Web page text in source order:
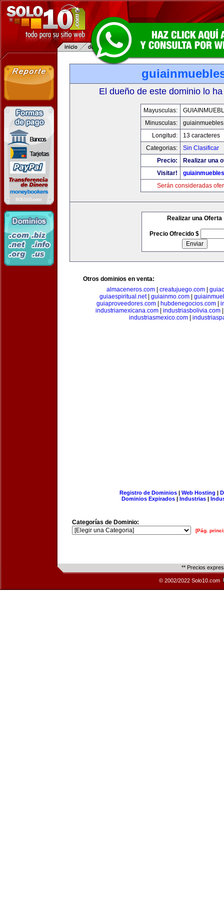
El dueño de este dominio lo
Mayusculas:
Minusculas:
Longitud:
13 caracteres
Categorias:
Sin Clasificar
Precio:
Realizar una
Visitar!
Serán consideradas
Realizar una Oferta
Precio Ofrecido $
Otros dominios en venta:
almaceneros.com
creatujuego.com
guiaespiritual.net| guiainmo.com
guiaproveedores.com
hubdenegocios.com
industriamexicana.com| industriasbolivia.com
industriasmexico.com|
Registro de Dominios| Web Hosting |
Dominios Expirados | Industrias |
Categorías de Dominio:
[Pág.
** Precios
© 2002/2022 Solo10.com